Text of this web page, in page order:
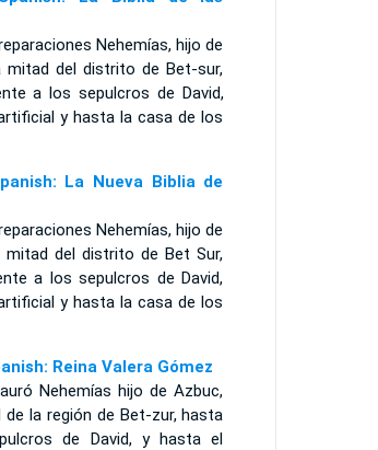
Nehemías, hijo de
mitad del distrito de Bet-sur,
a los sepulcros de David,
y hasta la casa de los
La Nueva Biblia de
Nehemías, hijo de
mitad del distrito de Bet Sur,
a los sepulcros de David,
y hasta la casa de los
Reina Valera Gómez
Nehemías hijo de Azbuc,
la región de Bet-zur, hasta
de David, y hasta el